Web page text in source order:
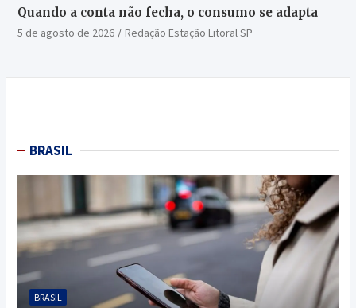
Quando a conta não fecha, o consumo se adapta
5 de agosto de 2026 Redação Estação Litoral SP
BRASIL
BRASIL